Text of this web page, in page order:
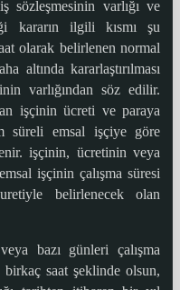
sözleşmesinin varlığı ve
kararın ilgili kısmı şu
olarak belirlenen normal
altında kararlaştırılması
varlığından söz edilir.
işçinin ücreti ve paraya
süreli emsal işçiye göre
işçinin, ücretinin veya
işçinin çalışma süresi
belirlenecek olan
bazı günleri çalışma
saat şeklinde olsun,